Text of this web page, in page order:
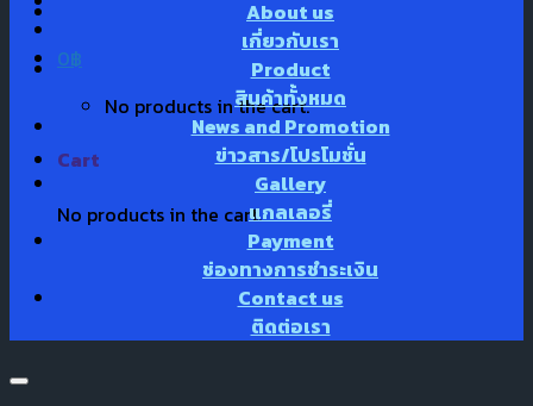
0฿
No products in the cart.
Cart
No products in the cart.
About us
เกี่ยวกับเรา
Product
สินค้าทั้งหมด
News and Promotion
ข่าวสาร/โปรโมชั่น
Gallery
แกลเลอรี่
Payment
ช่องทางการชำระเงิน
Contact us
ติดต่อเรา